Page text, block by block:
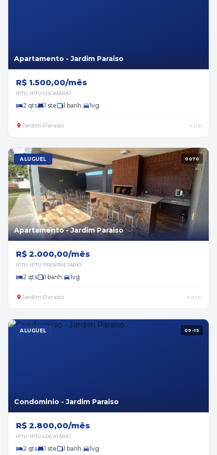
Apartamento - Jardim Paraiso
R$ 1.500,00/mês
IPTU: IPTU LOCATÁRIO
2 qts 1 ste 1 banh. 1vg
Jardim Paraíso 0119
ALUGUEL 0070
Apartamento - Jardim Paraiso
R$ 2.000,00/mês
IPTU: IPTU PROPRIETÁRIO
2 qts 1 banh. 1vg
Jardim Paraíso 0070
ALUGUEL 09-15
Condominio - Jardim Paraiso
R$ 2.800,00/mês
IPTU: IPTU LOCATÁRIO
2 qts 1 ste 1 banh. 1vg